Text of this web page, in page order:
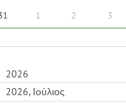
1 2 3
2026
2026, Ιούλιος